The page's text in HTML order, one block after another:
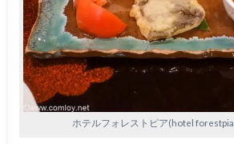
ホテルフォレストピア(hotel